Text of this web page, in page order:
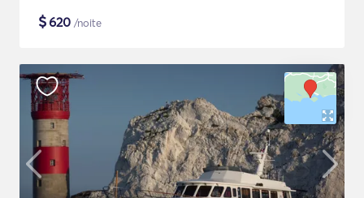
$620 /noite